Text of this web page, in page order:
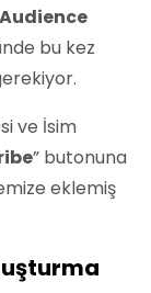
Audience
bu kez
ve İsim
” butonuna
eklemiş